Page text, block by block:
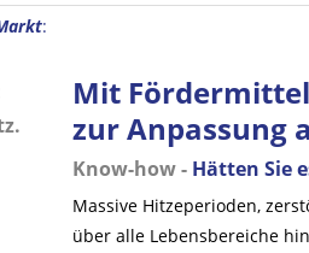
:
Mit
zur Anpassung
Know-how - Hätten Sie
Massive Hitzeperioden,
über alle Lebensbereiche